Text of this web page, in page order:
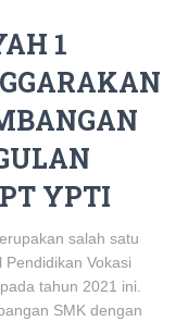
1
YPTI
salah satu
Vokasi
tahun 2021 ini.
SMK dengan